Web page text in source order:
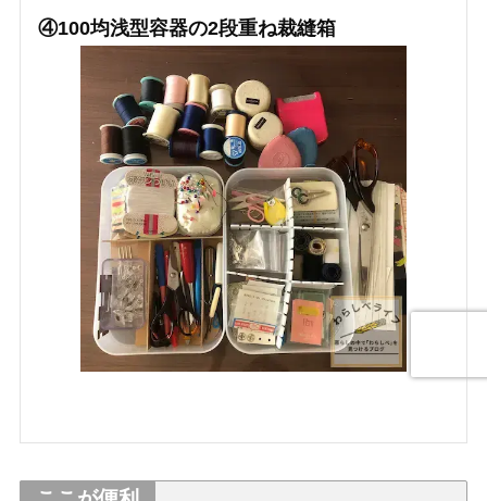
④100均浅型容器の2段重ね裁縫箱